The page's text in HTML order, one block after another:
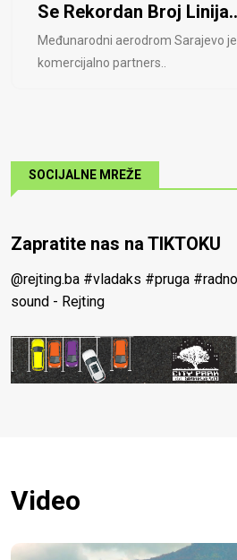
Se Rekordan Broj
Međunarodni aerodrom Sarajevo
komercijalno partners..
SOCIJALNE MREŽE
Zapratite nas na TIKTOKU
@rejting.ba #vladaks #pruga
sound - Rejting
Video